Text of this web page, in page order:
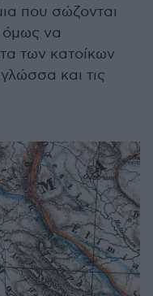
που σώζονται
όμως να
των κατοίκων
και τις